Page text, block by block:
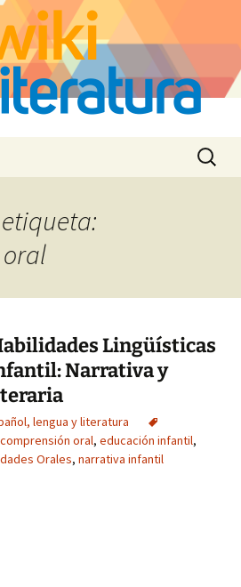
Buscar:
Lingüísticas
Narrativa y
lengua y literatura
comprensión oral, educación infantil,
Orales, narrativa infantil